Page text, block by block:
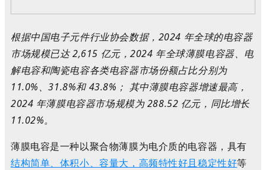
根据中国电子元件行业协会数据，2024 年全球的电容器
市场规模已达 2,615 亿元，2024 年全球薄膜电容器、电
解电容和陶瓷电容各类电容器市场份额占比分别为
11.0%、31.8%和 43.8%； 其中薄膜电容器增速最高，
2024 年薄膜电容器市场规模为 288.52 亿元，同比增长
11.02%。
薄膜电容是一种以聚合物薄膜为电介质的电容器 ，具有
结构简单、体积小、容量大，高频特性好且稳定性好等